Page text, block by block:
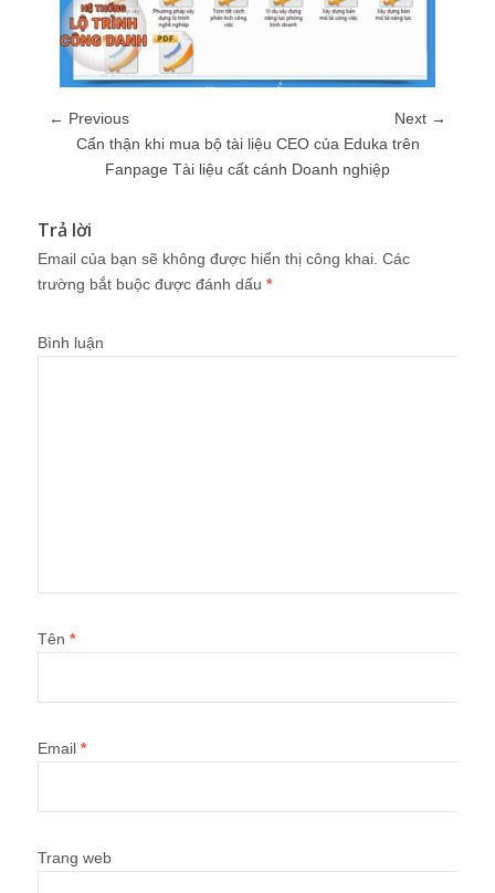
← Previous
Next →
Cẩn thận khi mua bộ tài liệu CEO của Eduka trên
Fanpage Tài liệu cất cánh Doanh nghiệp
Trả lời
Email của bạn sẽ không được hiển thị công khai. Các
trường bắt buộc được đánh dấu *
Bình luận
Tên *
Email *
Trang web